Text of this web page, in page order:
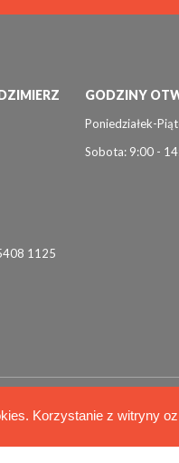
1125
GODZINY
Poniedziałek-
Sobota: 9:00 -
Korzystanie z witryny